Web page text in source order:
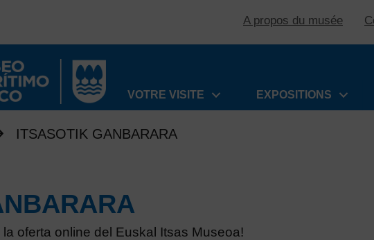
A propos du musée
VOTRE VISITE
EXPOSITIONS
ITSASOTIK GANBARARA
oferta online del Euskal Itsas Museoa!